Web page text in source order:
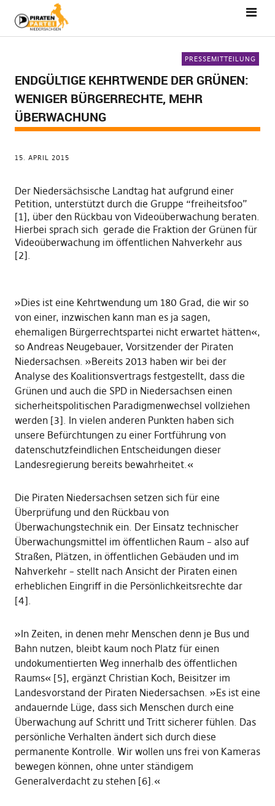
PRESSEMITTEILUNG
ENDGÜLTIGE KEHRTWENDE DER GRÜNEN:
WENIGER BÜRGERRECHTE, MEHR
ÜBERWACHUNG
15. APRIL 2015
Der Niedersächsische Landtag hat aufgrund einer
Petition, unterstützt durch die Gruppe “freiheitsfoo”
[1], über den Rückbau von Videoüberwachung beraten.
Hierbei sprach sich gerade die Fraktion der Grünen für
Videoüberwachung im öffentlichen Nahverkehr aus
[2].
»Dies ist eine Kehrtwendung um 180 Grad, die wir so
von einer, inzwischen kann man es ja sagen,
ehemaligen Bürgerrechtspartei nicht erwartet hätten«,
so Andreas Neugebauer, Vorsitzender der Piraten
Niedersachsen. »Bereits 2013 haben wir bei der
Analyse des Koalitionsvertrags festgestellt, dass die
Grünen und auch die SPD in Niedersachsen einen
sicherheitspolitischen Paradigmenwechsel vollziehen
werden [3]. In vielen anderen Punkten haben sich
unsere Befürchtungen zu einer Fortführung von
datenschutzfeindlichen Entscheidungen dieser
Landesregierung bereits bewahrheitet.«
Die Piraten Niedersachsen setzen sich für eine
Überprüfung und den Rückbau von
Überwachungstechnik ein. Der Einsatz technischer
Überwachungsmittel im öffentlichen Raum – also auf
Straßen, Plätzen, in öffentlichen Gebäuden und im
Nahverkehr – stellt nach Ansicht der Piraten einen
erheblichen Eingriff in die Persönlichkeitsrechte dar
[4].
»In Zeiten, in denen mehr Menschen denn je Bus und
Bahn nutzen, bleibt kaum noch Platz für einen
undokumentierten Weg innerhalb des öffentlichen
Raums« [5], ergänzt Christian Koch, Beisitzer im
Landesvorstand der Piraten Niedersachsen. »Es ist eine
andauernde Lüge, dass sich Menschen durch eine
Überwachung auf Schritt und Tritt sicherer fühlen. Das
persönliche Verhalten ändert sich durch diese
permanente Kontrolle. Wir wollen uns frei von Kameras
bewegen können, ohne unter ständigem
Generalverdacht zu stehen [6].«